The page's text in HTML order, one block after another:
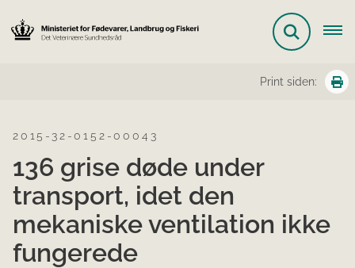
Print siden:
2015-32-0152-00043
136 grise døde under
transport, idet den
mekaniske ventilation ikke
fungerede